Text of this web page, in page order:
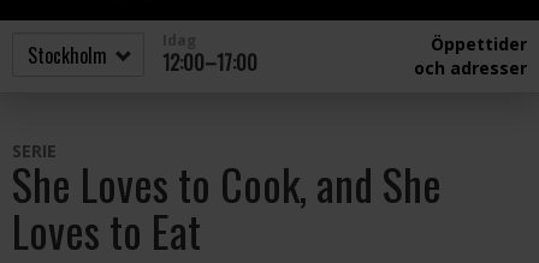
12:00–17:00
Öppettider
och adresser
SERIE
She Loves to Cook, and She
Loves to Eat